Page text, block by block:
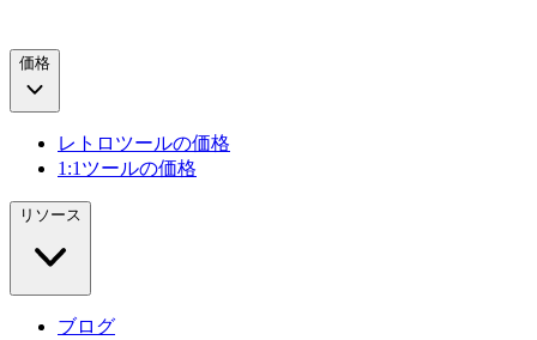
価格
レトロツールの価格
1:1ツールの価格
リソース
ブログ